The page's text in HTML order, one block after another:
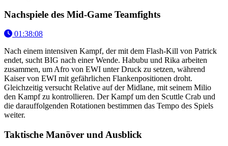
Nachspiele des Mid-Game Teamfights
01:38:08
Nach einem intensiven Kampf, der mit dem Flash-Kill von Patrick
endet, sucht BIG nach einer Wende. Habubu und Rika arbeiten
zusammen, um Afro von EWI unter Druck zu setzen, während
Kaiser von EWI mit gefährlichen Flankenpositionen droht.
Gleichzeitig versucht Relative auf der Midlane, mit seinem Milio
den Kampf zu kontrollieren. Der Kampf um den Scuttle Crab und
die darauffolgenden Rotationen bestimmen das Tempo des Spiels
weiter.
Taktische Manöver und Ausblick